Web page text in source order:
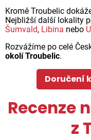
Kromě Troubelic
Nejbližší další lokality
Šumvald, Libina nebo
Rozvážíme po celé
okolí Troubelic.
Doručení
Recenze
z